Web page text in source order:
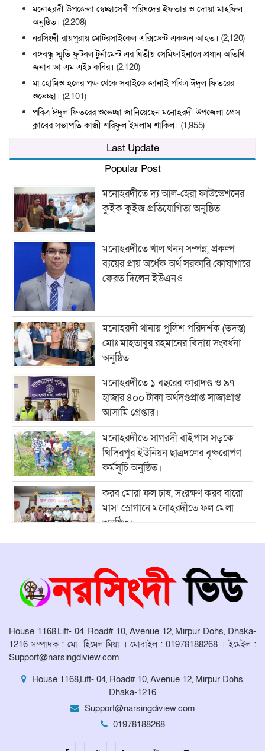
মনোহরদী উপজেলা স্বেচ্ছাসেবী পরিষদের ইফতার ও দোয়া মাহফিল
অনুষ্ঠিত। (2,208)
নরসিংদী রায়পুরায় মোটরসাইকেল এক্সিডেন্ট একজন আহত। (2,120)
বঙ্গবন্ধু স্মৃতি ফুটবল টুর্নামেন্ট এর দ্বিতীয় সেমিফাইনালে প্রধান অতিথি
জনাব ডা এম এইচ কবির। (2,120)
মা হোমিও হলের পক্ষ থেকে সবাইকে জানাই পবিত্র ঈদুল ফিতরের
শুভেচ্ছা। (2,101)
পবিত্র ঈদুল ফিতরের শুভেচ্ছা জানিয়েছেন মনোহরদী উপজেলা প্রেস
ক্লাবের সভাপতি কাজী শরিফুল ইসলাম শাকিল। (1,955)
Last Update
Popular Post
মনোহরদীতে দ্য আল-হেরা ফাউন্ডেশনের
কুইক কুইজ প্রতিযোগিতা অনুষ্ঠিত
মনোহরদীতে খাল খনন সম্পন্ন, প্রকল্প
ব্যয়ের প্রায় অর্ধেক অর্থ সরকারি কোষাগারে
ফেরত দিলেন ইউএনও
মনোহরদী থানায় পুলিশ পরিদর্শক (তদন্ত)
মোঃ মাহতাবুর রহমানের বিদায় সংবর্ধনা
অনুষ্ঠিত
মনোহরদীতে ১ বছরের কারাদণ্ড ও ৯৭
হাজার ৪০০ টাকা অর্থদণ্ডপ্রাপ্ত সাজাপ্রাপ্ত
আসামি গ্রেপ্তার।
মনোহরদীতে সাগরদী বাইপাস সড়কে
খিদিরপুর ইউনিয়ন ছাত্রদলের বৃক্ষরোপণ
কর্মসূচি অনুষ্ঠিত।
করব মোরা ফল চাষ, সংরক্ষণ করব বারো
মাস’ স্লোগানে মনোহরদীতে ফল মেলা
অনুষ্ঠিত।
দুর্ভোগে কয়েকটি পরিবার
মনোহরদীতে মেধাবী শিক্ষার্থীদের বৃত্তি
মনোহরদীর চর আহাম্মদপুরে পানিবন্দি
মানুষের সংবাদ প্রকাশের জেরে সাংবাদিক
লাঞ্ছিতের অভিযোগ।
মনোহরদীতে উপজেলা দুর্যোগ ব্যবস্থাপনা
কমিটির সভা অনুষ্ঠিত
House 1168,Lift- 04, Road# 10, Avenue 12, Mirpur Dohs, Dhaka-
1216 সম্পাদক : মো হিমেল মিয়া । মোবাইল : 01978188268 । ইমেইল :
Support@narsingdiview.com
House 1168,Lift- 04, Road# 10, Avenue 12, Mirpur Dohs,
Dhaka-1216
Support@narsingdiview.com
01978188268